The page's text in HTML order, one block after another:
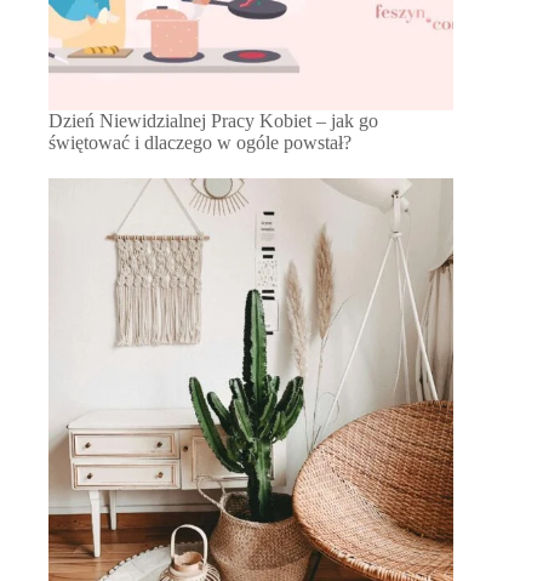
Dzień Niewidzialnej Pracy Kobiet – jak go
świętować i dlaczego w ogóle powstał?